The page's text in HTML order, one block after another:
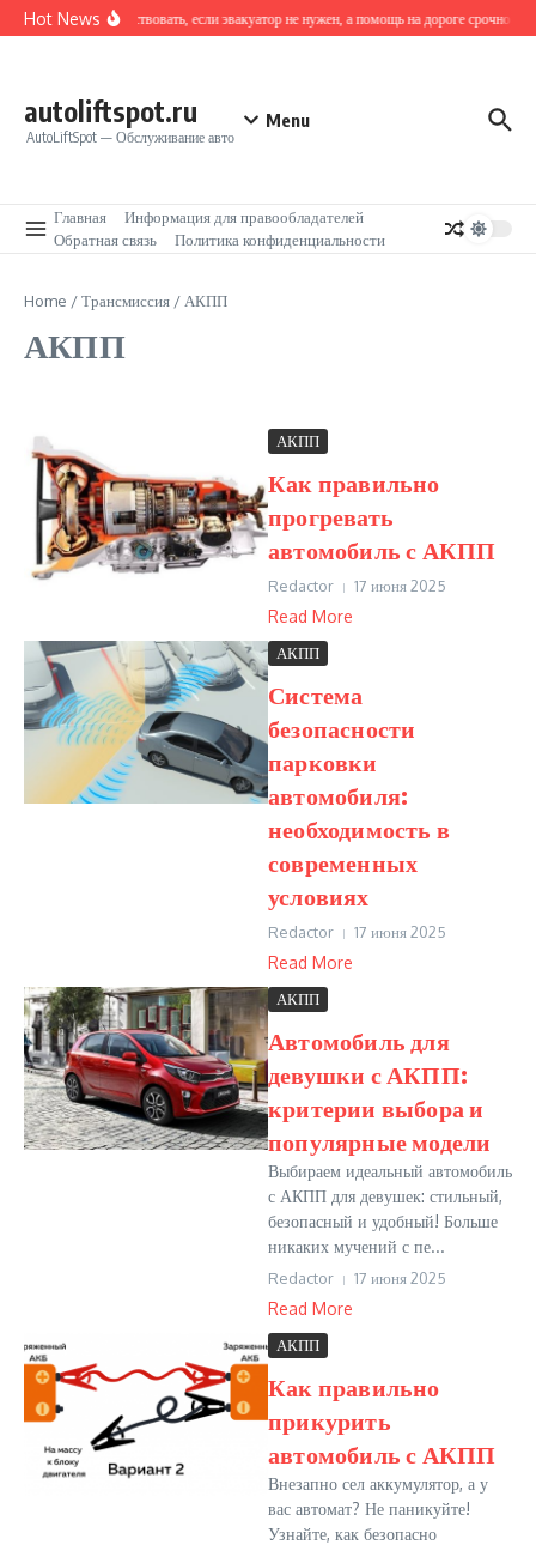
Перейти к содержанию
Hot NewsКак действовать, если эвакуатор не нужен, а помощь на дороге срочно
autoliftspot.ru
AutoLiftSpot — Обслуживание авто
Menu
Главная
Информация для правообладателей
Обратная связь
Политика конфиденциальности
Home /Трансмиссия / АКПП
АКПП
АКПП
Как правильно
прогревать
автомобиль с АКПП
Redactor 17 июня 2025
Read More
АКПП
Система
безопасности
парковки
автомобиля:
необходимость в
современных
условиях
Redactor 17 июня 2025
Read More
АКПП
Автомобиль для
девушки с АКПП:
критерии выбора и
популярные модели
Выбираем идеальный автомобиль
с АКПП для девушек: стильный,
безопасный и удобный! Больше
никаких мучений с пе...
Redactor 17 июня 2025
Read More
АКПП
Как правильно
прикурить
автомобиль с АКПП
Внезапно сел аккумулятор, а у
вас автомат? Не паникуйте!
Узнайте, как безопасно